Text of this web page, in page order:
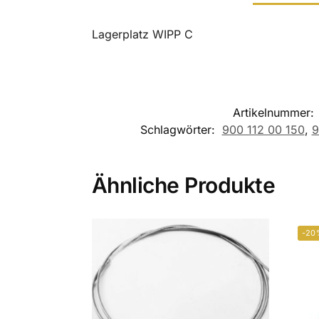
Lagerplatz WIPP C
Artikelnummer:
Schlagwörter: 900 112 00 150,
Ähnliche Produkte
-